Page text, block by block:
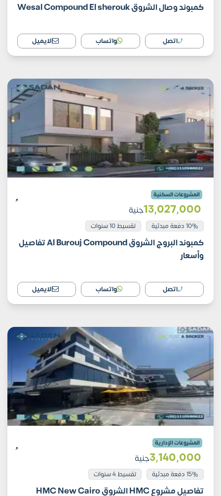
كمبوند وصال الشروق Wesal Compound El sherouk
اتصل واتساب الايميل
المشروعات السكنية
13٬027٬000جنية
10% دفعة مبدئية تقسيط 10 سنوات
كمبوند البروج الشروق Al Burouj Compound تفاصيل
وأسعار
اتصل واتساب الايميل
المشروعات الإدارية
3٬140٬000جنية
15% دفعة مبدئية تقسيط 4 سنوات
تفاصيل مشروع HMC الشروق HMC New Cairo